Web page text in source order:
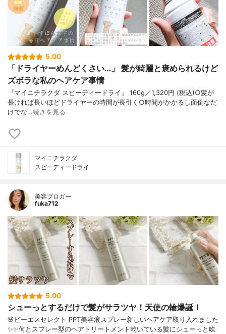
5.00
「ドライヤーめんどくさい…」 髪が綺麗と褒められるけど
ズボラな私のヘアケア事情
『マイニチラクダ スピーディードライ』 160g／1,320円 (税込)○髪が
長ければ長いほどドライヤーの時間が長引く○時間がかかるし面倒なだ
けでな…続きを見る
マイニチラクダ
スピーディードライ
美容ブロガー
fuka712
5.00
シューっとするだけで髪がサラツヤ！天使の輪爆誕！
🌸ビーエスセレクト PPT美容液スプレー⁣⁣新しいヘアケア取り入れました
✨✨⁣何とスプレー型のヘアトリートメント⁣乾いている髪にシューっと吹